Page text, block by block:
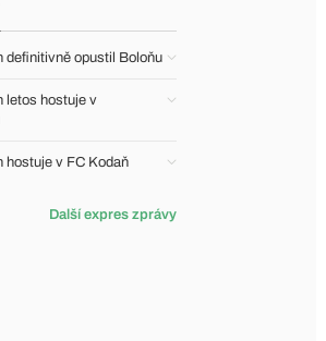
definitivně opustil Boloňu
letos hostuje v
hostuje v FC Kodaň
Další expres zprávy